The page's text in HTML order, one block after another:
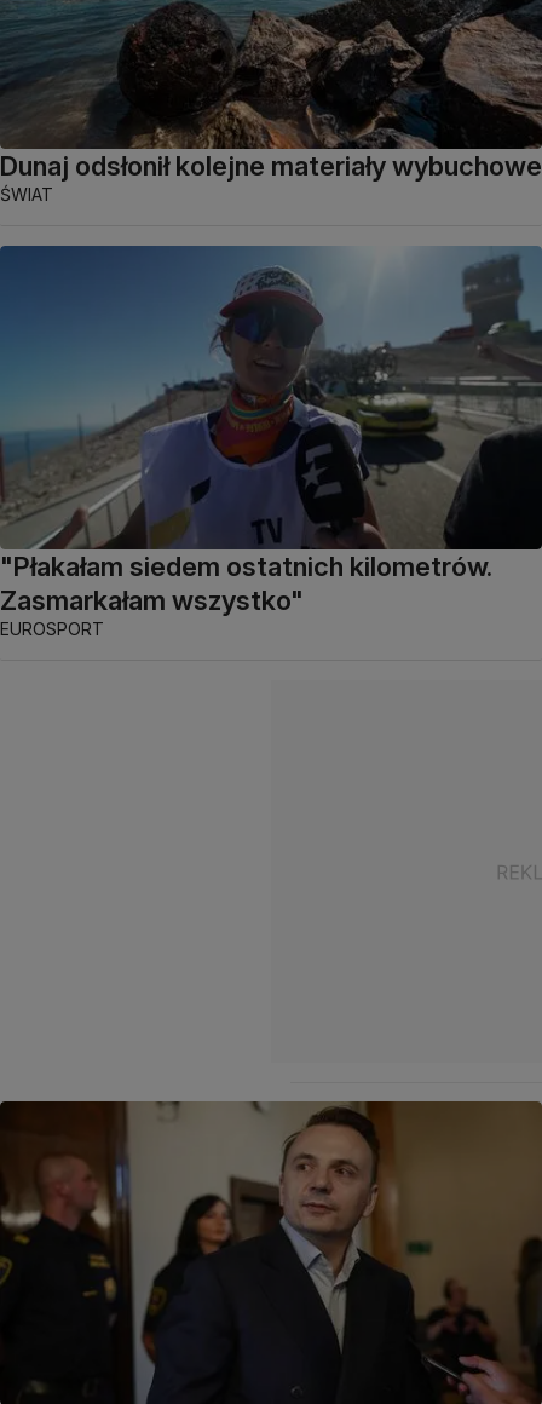
Dunaj odsłonił kolejne materiały wybuchowe
ŚWIAT
"Płakałam siedem ostatnich kilometrów.
Zasmarkałam wszystko"
EUROSPORT